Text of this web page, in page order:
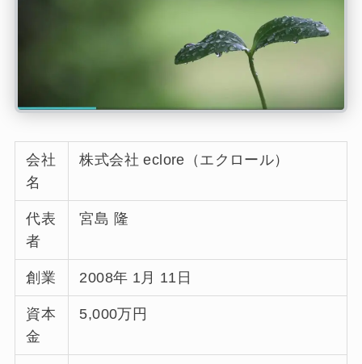
会社
名
株式会社 eclore（エクロール）
代表
者
宮島 隆
創業 2008年 1月 11日
資本
金
5,000万円